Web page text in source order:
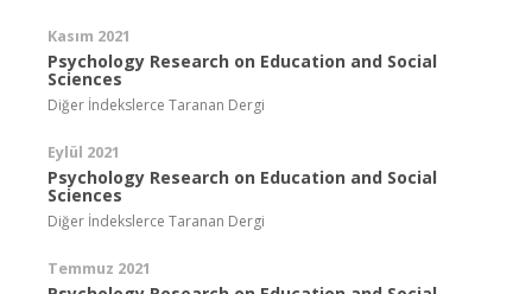
Kasım 2021
Psychology Research on Education and Social
Sciences
Diğer İndekslerce Taranan Dergi
Eylül 2021
Psychology Research on Education and Social
Sciences
Diğer İndekslerce Taranan Dergi
Temmuz 2021